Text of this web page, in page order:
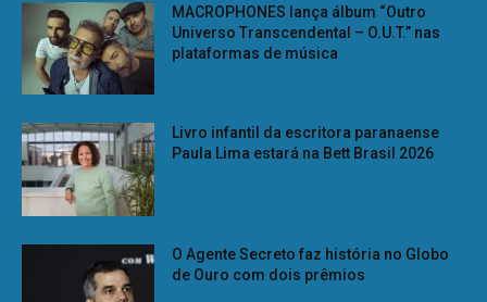
MACROPHONES lança álbum “Outro
Universo Transcendental – O.U.T.” nas
plataformas de música
Livro infantil da escritora paranaense
Paula Lima estará na Bett Brasil 2026
O Agente Secreto faz história no Globo
de Ouro com dois prêmios